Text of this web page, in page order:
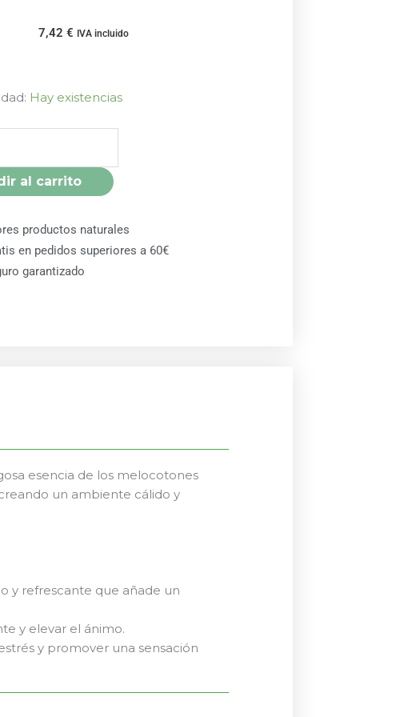
7,42 € IVA incluido
Hay existencias
al carrito
productos naturales
en pedidos superiores a 60€
garantizado
esencia de los melocotones
un ambiente cálido y
y refrescante que añade un
y elevar el ánimo.
y promover una sensación